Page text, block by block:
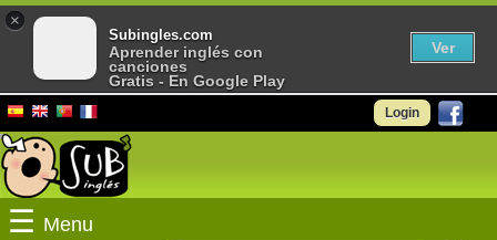
Login
☰ Menu
×
Subingles.com
Aprender inglés con
canciones
Gratis - En Google Play
Ver